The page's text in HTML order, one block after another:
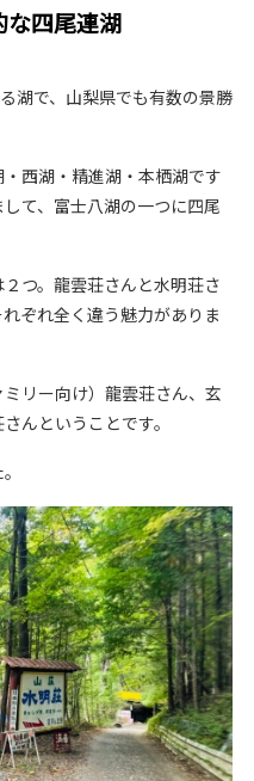
な四尾連湖
湖で、山梨県でも有数の景勝
西湖・精進湖・本栖湖です
て、富士八湖の一つに四尾
つ。龍雲荘さんと水明荘さ
ぞれ全く違う魅力がありま
リー向け）龍雲荘さん、玄
んということです。